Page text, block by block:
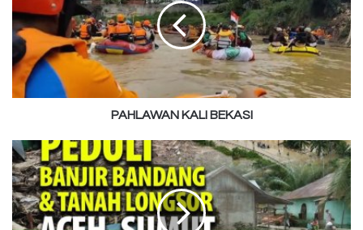
PAHLAWAN KALI BEKASI
AL-
UMMAHAT
PEDULI
BANJIR
BANDANG